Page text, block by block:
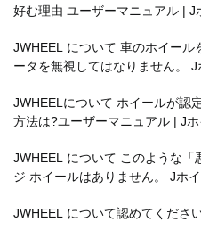
好む理由 ユーザーマニュアル | J
JWHEEL について 車のホイー
ータを無視してはなりません。 J
JWHEELについて ホイールが認
方法は?ユーザーマニュアル | J
JWHEEL について このような
ジ ホイールはありません。 Jホ
JWHEEL について認めてくださ